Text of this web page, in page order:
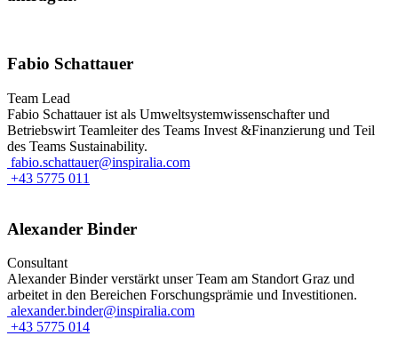
Fabio Schattauer
Team Lead
Fabio Schattauer ist als Umweltsystemwissenschafter und
Betriebswirt Teamleiter des Teams Invest &Finanzierung und Teil
des Teams Sustainability.
fabio.schattauer@inspiralia.com
+43 5775 011
Alexander Binder
Consultant
Alexander Binder verstärkt unser Team am Standort Graz und
arbeitet in den Bereichen Forschungsprämie und Investitionen.
alexander.binder@inspiralia.com
+43 5775 014